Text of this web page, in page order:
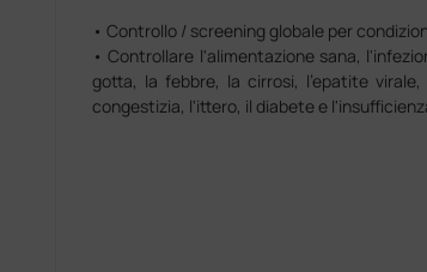
• Controllo / screening globale per
• Controllare l'alimentazione sana,
gotta, la febbre, la cirrosi, l'epatite
congestizia, l'ittero, il diabete e